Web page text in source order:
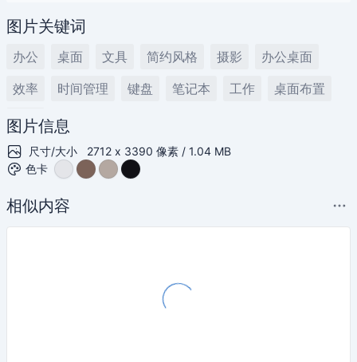
图片关键词
办公 桌面 文具 简约风格 摄影
办公桌面
效率
时间管理 键盘 笔记本 工作
桌面布置
白色
图片信息
尺寸/大小
2712 x 3390 像素 / 1.04 MB
色卡
相似内容